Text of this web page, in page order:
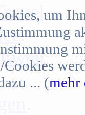
.
.
.
um
... (mehr